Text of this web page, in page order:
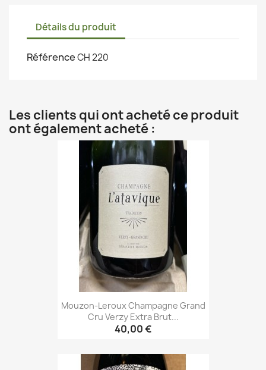
Détails du produit
RéférenceCH 220
Les clients qui ont acheté ce produit
ont également acheté :
Mouzon-Leroux Champagne Grand
Cru Verzy Extra Brut...
40,00 €